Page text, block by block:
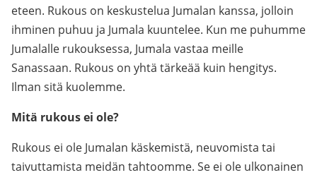
eteen. Rukous on keskustelua Jumalan kanssa, jolloin
ihminen puhuu ja Jumala kuuntelee. Kun me puhumme
Jumalalle rukouksessa, Jumala vastaa meille
Sanassaan. Rukous on yhtä tärkeää kuin hengitys.
Ilman sitä kuolemme.
Mitä rukous ei ole?
Rukous ei ole Jumalan käskemistä, neuvomista tai
taivuttamista meidän tahtoomme. Se ei ole ulkonainen